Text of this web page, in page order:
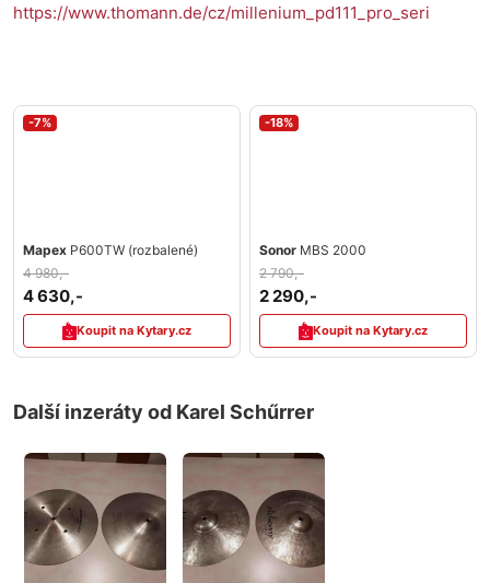
https://www.thomann.de/cz/millenium_pd111_pro_seri
-7%
Mapex P600TW (rozbalené)
4 980,-
4 630,-
Koupit na Kytary.cz
-18%
Sonor MBS 2000
2 790,-
2 290,-
Koupit na Kytary.cz
Další inzeráty od Karel Schűrrer